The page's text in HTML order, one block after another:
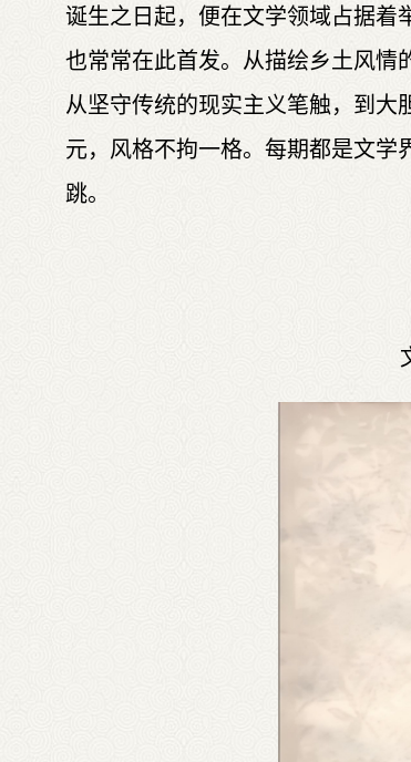
诞生之日起，便在文学领域占据着
也常常在此首发。从描绘乡土风情
从坚守传统的现实主义笔触，到大
元，风格不拘一格。每期都是文
跳。